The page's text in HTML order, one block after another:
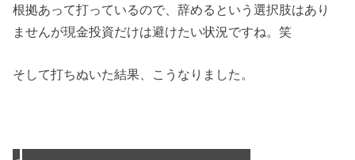
根拠あって打っているので、辞めるという選択肢はあり
ませんが現金投資だけは避けたい状況ですね。笑
そして打ちぬいた結果、こうなりました。